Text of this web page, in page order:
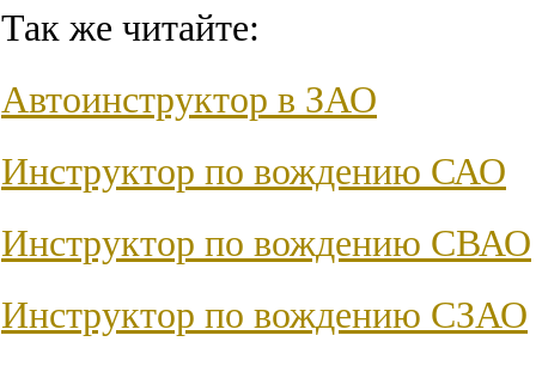
Так же читайте:
Автоинструктор в ЗАО
Инструктор по вождению САО
Инструктор по вождению СВАО
Инструктор по вождению СЗАО